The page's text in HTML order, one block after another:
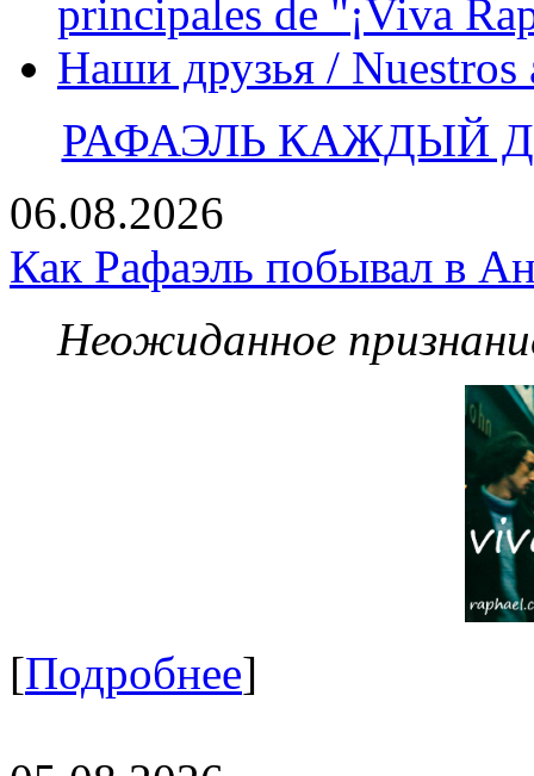
principales de "¡Viva
Наши друзья / Nuestros
РАФАЭЛЬ КАЖДЫЙ
06.08.2026
Как Рафаэль побывал в
Неожиданное
[Подробнее]